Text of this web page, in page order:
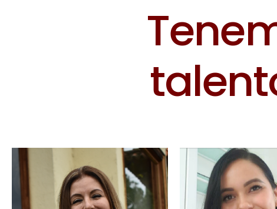
Tene
talent